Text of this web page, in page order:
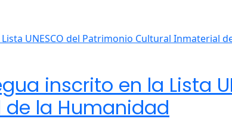
inscrito en la Lista
la Humanidad